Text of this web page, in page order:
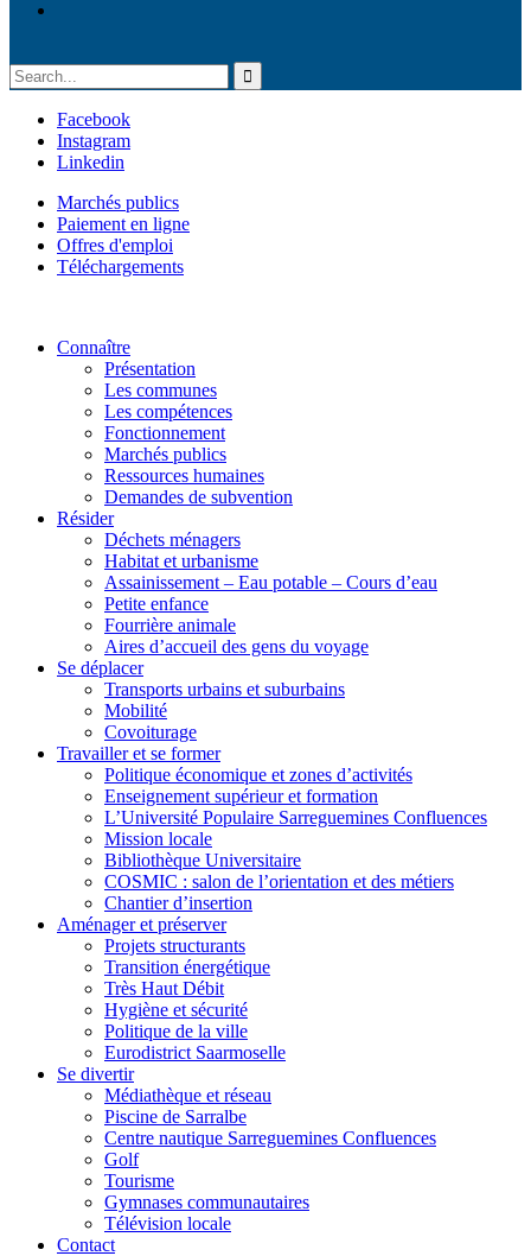
Facebook
Instagram
Linkedin
Marchés publics
Paiement en ligne
Offres d'emploi
Téléchargements
Connaître
Présentation
Les communes
Les compétences
Fonctionnement
Marchés publics
Ressources humaines
Demandes de subvention
Résider
Déchets ménagers
Habitat et urbanisme
Assainissement – Eau potable – Cours d’eau
Petite enfance
Fourrière animale
Aires d’accueil des gens du voyage
Se déplacer
Transports urbains et suburbains
Mobilité
Covoiturage
Travailler et se former
Politique économique et zones d’activités
Enseignement supérieur et formation
L’Université Populaire Sarreguemines Confluences
Mission locale
Bibliothèque Universitaire
COSMIC : salon de l’orientation et des métiers
Chantier d’insertion
Aménager et préserver
Projets structurants
Transition énergétique
Très Haut Débit
Hygiène et sécurité
Politique de la ville
Eurodistrict Saarmoselle
Se divertir
Médiathèque et réseau
Piscine de Sarralbe
Centre nautique Sarreguemines Confluences
Golf
Tourisme
Gymnases communautaires
Télévision locale
Contact